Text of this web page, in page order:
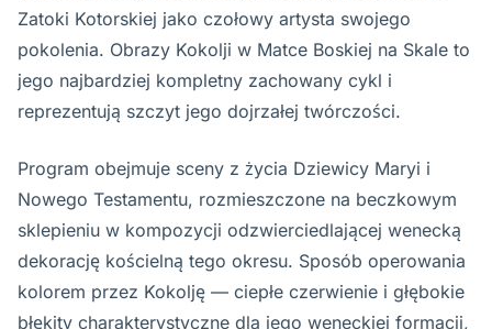
Zatoki Kotorskiej jako czołowy artysta swojego
pokolenia. Obrazy Kokolji w Matce Boskiej na Skale to
jego najbardziej kompletny zachowany cykl i
reprezentują szczyt jego dojrzałej twórczości.
Program obejmuje sceny z życia Dziewicy Maryi i
Nowego Testamentu, rozmieszczone na beczkowym
sklepieniu w kompozycji odzwierciedlającej wenecką
dekorację kościelną tego okresu. Sposób operowania
kolorem przez Kokolję — ciepłe czerwienie i głębokie
błękity charakterystyczne dla jego weneckiej formacji,